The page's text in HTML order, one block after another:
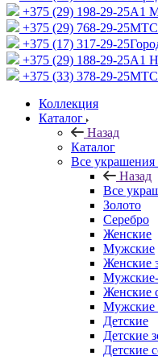
+375 (29) 198-29-25A1
+375 (29) 768-29-25МТС
+375 (17) 317-29-25
+375 (29) 188-29-25A1
+375 (33) 378-29-25МТС
Коллекция
Каталог
Назад
Каталог
Все украшения
Назад
Все
Золото
Серебро
Женские
Мужские
Женские
Мужские-
Женские
Мужские
Детские
Детские
Детские